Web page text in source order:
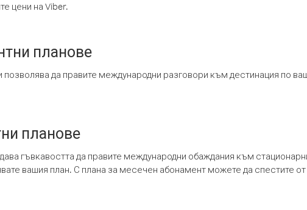
цени на Viber.
планове
позволява да правите международни разговори към дестинация по
планове
гъвкавостта да правите международни обаждания към
вашия план. С плана за месечен абонамент можете да спестите